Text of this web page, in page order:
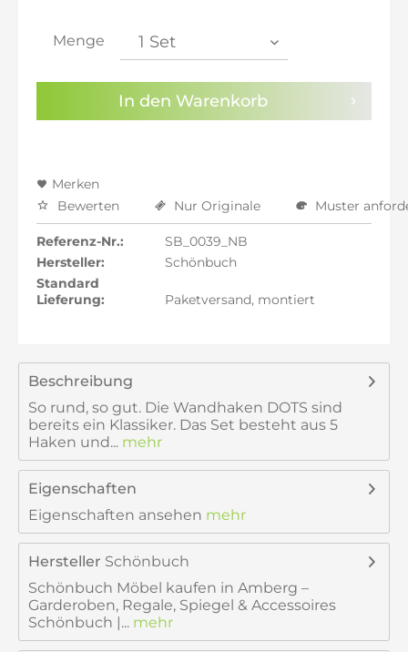
Sie haben dieDatenschutzbestimmungenzur
Kenntnis genommen.
inkl. 22% MwSt.: 169,16 €
Menge
In den Warenkorb
Merken
Bewerten
Nur Originale Muster
Referenz-Nr.:
SB_0039_NB
Hersteller:
Schönbuch
Standard
Lieferung:
Paketversand, montiert
Beschreibung
So rund, so gut. Die Wandhaken DOTS sind
bereits ein Klassiker. Das Set besteht aus 5
Haken und... mehr
Eigenschaften
Eigenschaften ansehen mehr
Hersteller Schönbuch
Schönbuch Möbel kaufen in Amberg –
Garderoben, Regale, Spiegel & Accessoires
Schönbuch |... mehr